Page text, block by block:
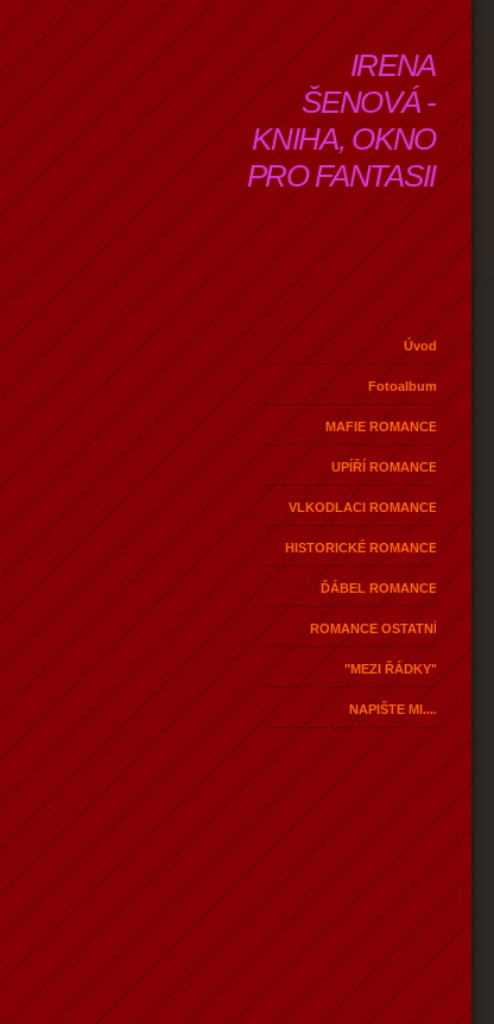
IRENA
ŠENOVÁ -
KNIHA, OKNO
PRO FANTASII
Úvod
Fotoalbum
MAFIE ROMANCE
UPÍŘÍ ROMANCE
VLKODLACI ROMANCE
HISTORICKÉ ROMANCE
ĎÁBEL ROMANCE
ROMANCE OSTATNÍ
"MEZI ŘÁDKY"
NAPIŠTE MI....